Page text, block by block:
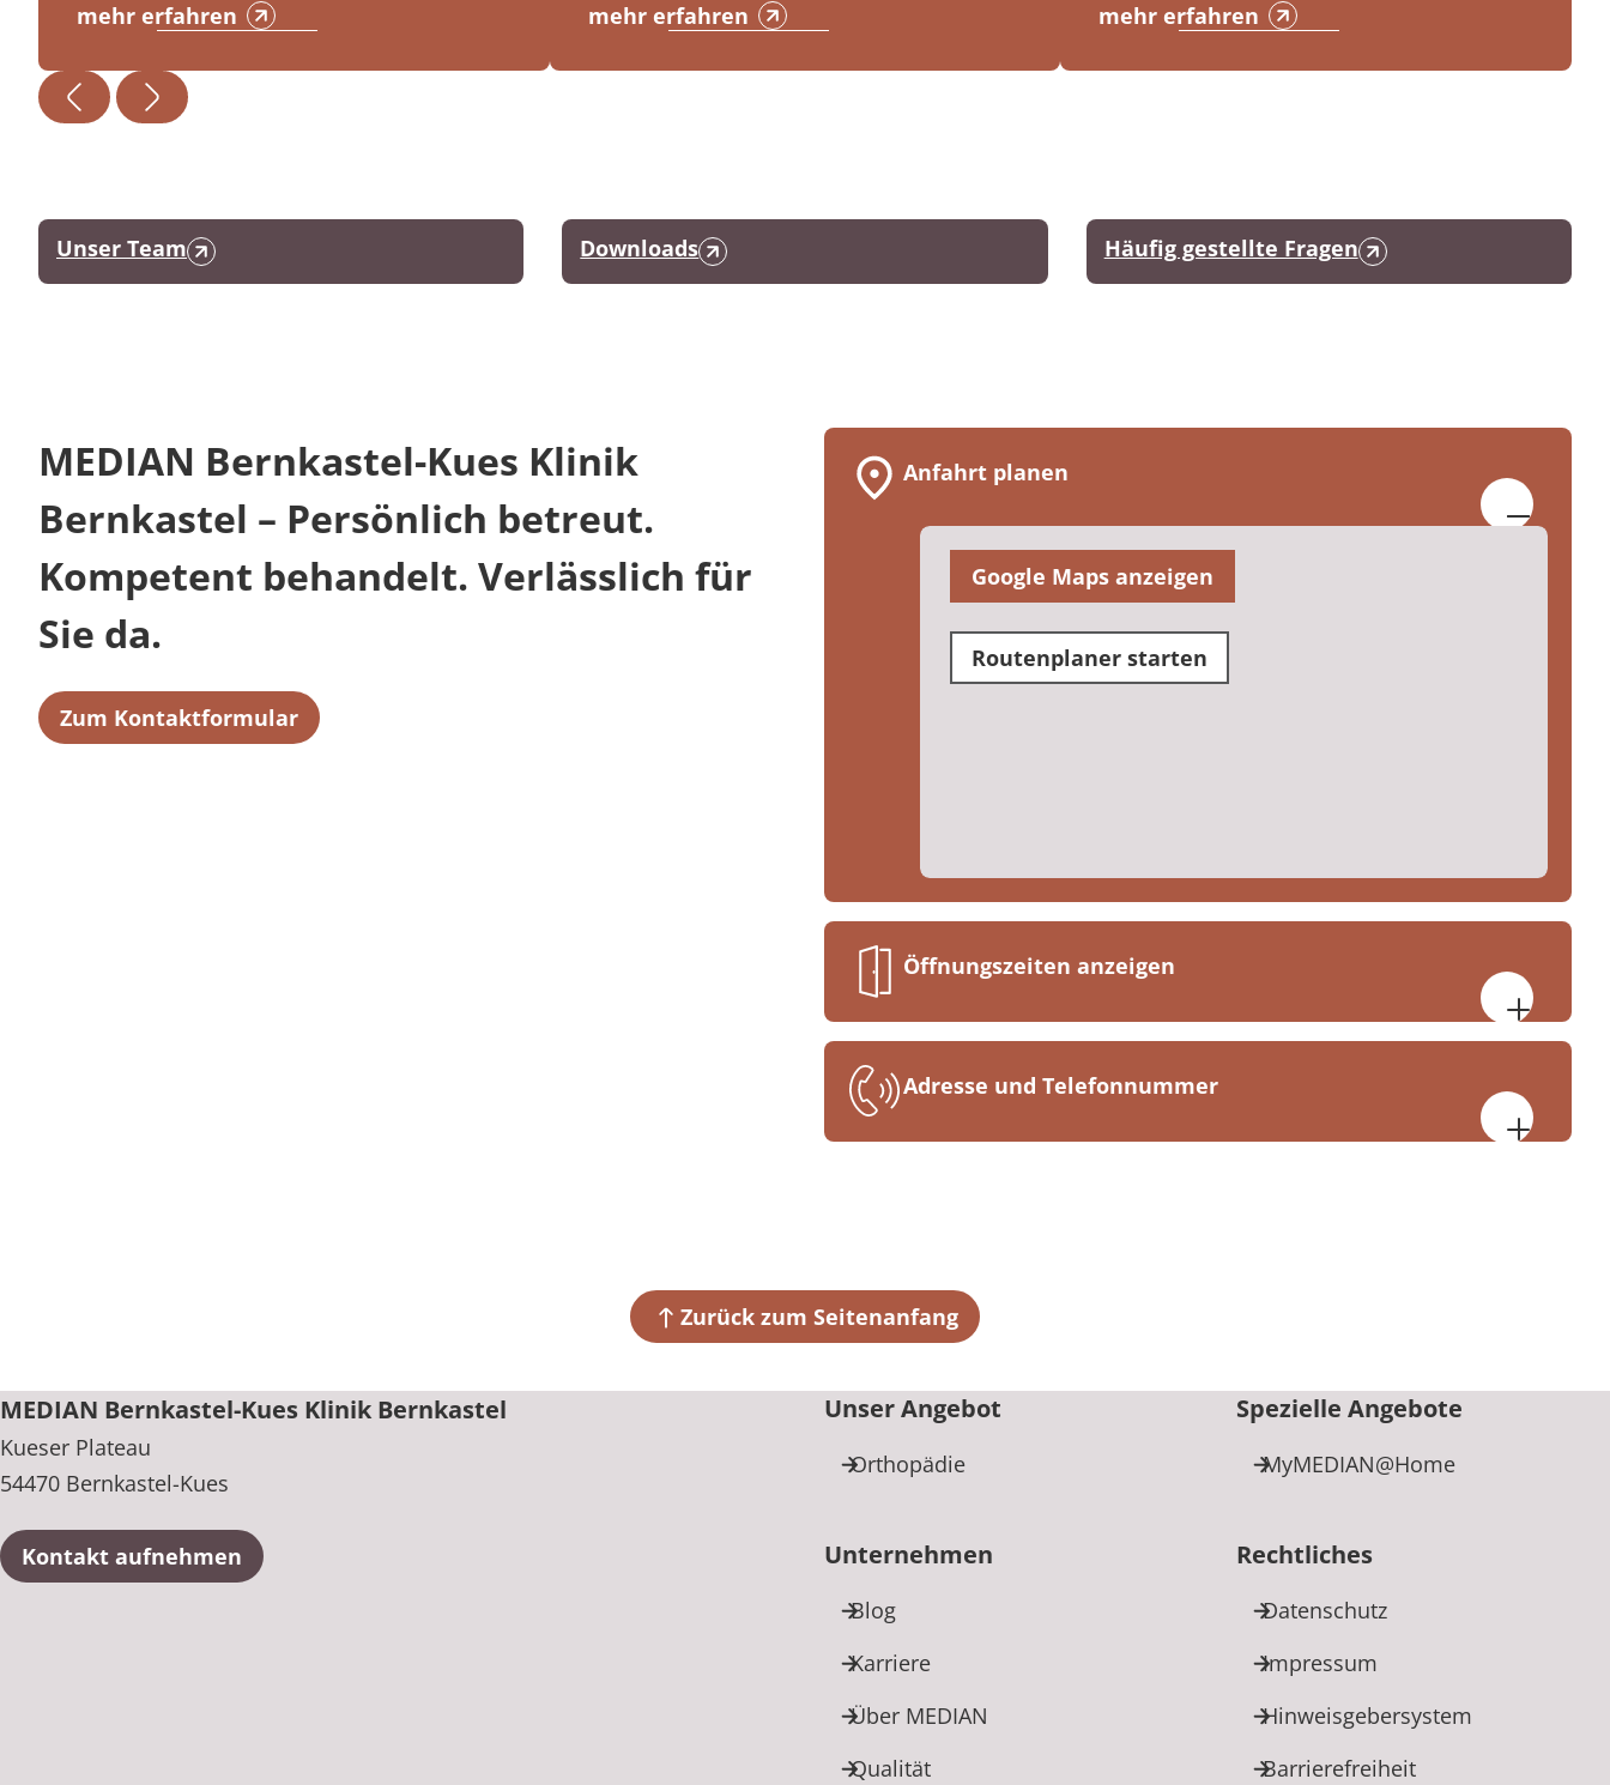
mehr erfahren mehr erfahren mehr erfahren
Unser Team Downloads Häufig gestellte Fragen
MEDIAN Bernkastel-Kues Klinik
Bernkastel – Persönlich betreut.
Kompetent behandelt. Verlässlich für
Sie da.
Zum Kontaktformular
Anfahrt planen
Google Maps anzeigen
Routenplaner starten
Öffnungszeiten anzeigen
07:30 bis 16:00 Uhr
Adresse und Telefonnummer
+49 6531 92-0
Zurück zum Seitenanfang
MEDIAN Bernkastel-Kues Klinik Bernkastel
Kueser Plateau
54470 Bernkastel-Kues
Kontakt aufnehmen
Unser Angebot
Orthopädie
Spezielle Angebote
MyMEDIAN@Home
Unternehmen
Blog
Karriere
Über MEDIAN
Qualität
Rechtliches
Datenschutz
Impressum
Hinweisgebersystem
Barrierefreiheit